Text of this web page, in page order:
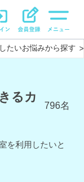
たいお悩みから探す >
るカ
796名
を利用したいと